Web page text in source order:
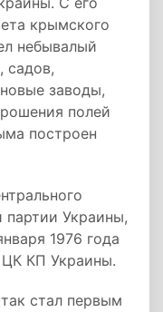
крымского
небывалый
садов,
заводы,
полей
построен
партии Украины,
1976 года
КП Украины.
стал первым